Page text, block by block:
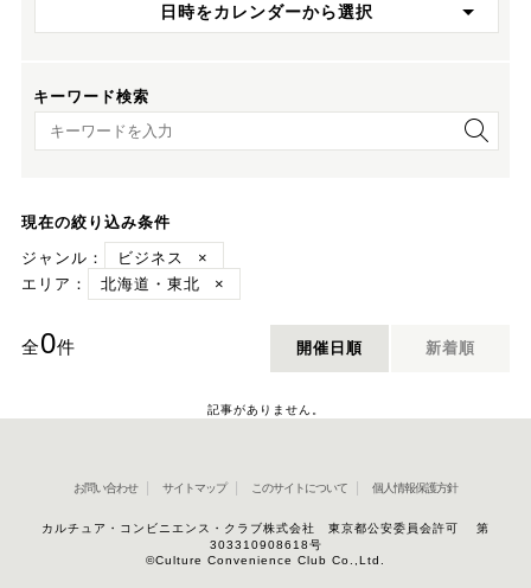
日時をカレンダーから選択
キーワード検索
キーワード検索
現在の絞り込み条件
ジャンル：
ビジネス
×
エリア：
北海道・東北 ×
全0件 開催日順 新着順
記事がありません。
お問い合わせ サイトマップ このサイトについて 個人情報保護方針
カルチュア・コンビニエンス・クラブ株式会社 東京都公安委員会許可 第
303310908618号
©Culture Convenience Club Co.,Ltd.